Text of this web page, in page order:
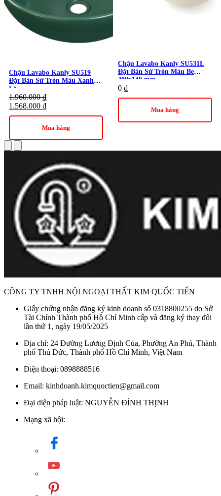
Chậu Lavabo Kanly SU519
Đặt Bàn Sứ Tròn Màu Xanh
Lá
1.960.000₫
1.568.000 ₫
Mua hàng
Chậu Lavabo Kanly SU531L
Đặt Bàn Sứ Tròn Màu Be
400x140 mm
0 ₫
Mua hàng
CÔNG TY TNHH NỘI NGOẠI THẤT KIM QUỐC TIẾN
Giấy chứng nhận đăng ký kinh doanh số 0318800255 do Sở
Tài Chính Thành phố Hồ Chí Minh cấp và đăng ký thay đổi
lần thứ 1, ngày 19/05/2025
Địa chỉ: 24 Đường Lương Định Của, Phường An Phú, Thành
phố Thủ Đức, Thành phố Hồ Chí Minh, Việt Nam
Điện thoại: 0898888516
Email: kinhdoanh.kimquoctien@gmail.com
Đại diện pháp luật: NGUYỄN ĐÌNH THỊNH
Mạng xã hội: